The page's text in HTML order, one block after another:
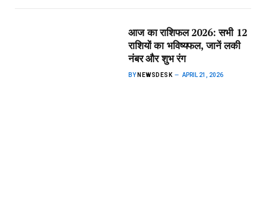
आज का राशिफल 2026: सभी 12
राशियों का भविष्यफल, जानें लकी
नंबर और शुभ रंग
BY NEWSDESK APRIL 21, 2026